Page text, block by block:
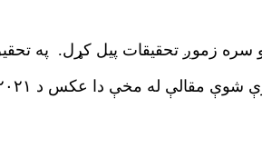
زموږ تحقیقات پیل کړل. په